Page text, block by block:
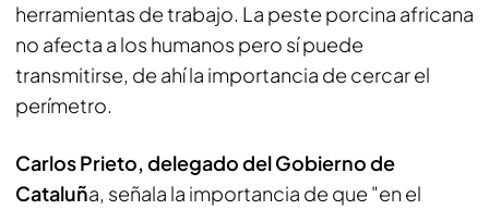
herramientas de trabajo. La peste porcina africana
no afecta a los humanos pero sí puede
transmitirse, de ahí la importancia de cercar el
perímetro.
Carlos Prieto, delegado del Gobierno de
Cataluña, señala la importancia de que "en el